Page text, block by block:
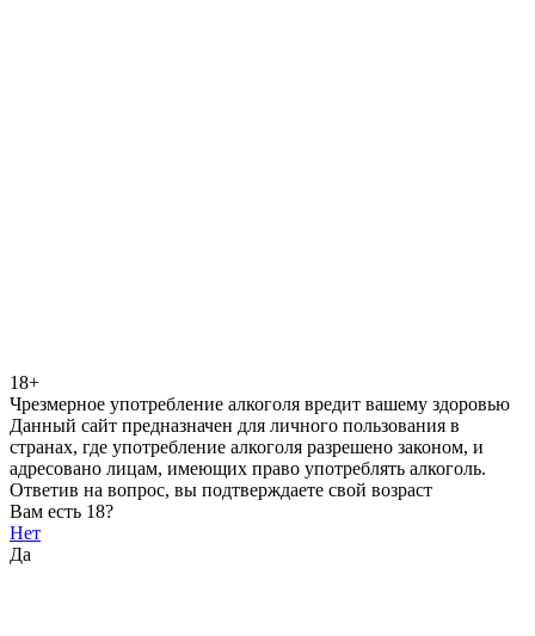
18+
Чрезмерное употребление алкоголя вредит вашему здоровью
Данный сайт предназначен для личного пользования в
странах, где употребление алкоголя разрешено законом, и
адресовано лицам, имеющих право употреблять алкоголь.
Ответив на вопрос, вы подтверждаете свой возраст
Вам есть 18?
Нет
Да